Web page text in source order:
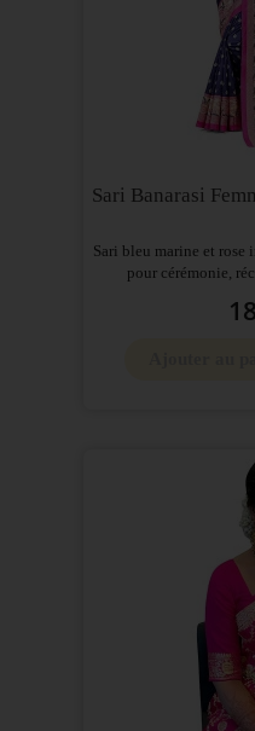
Sari Banarasi
Sari bleu marine et rose
pour cérémonie,